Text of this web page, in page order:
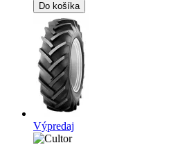
Do košíka
Výpredaj